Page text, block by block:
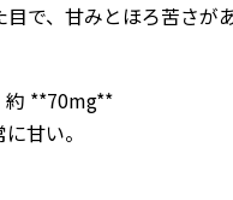
で、甘みとほろ苦さがあ
約 **70mg**
甘い。